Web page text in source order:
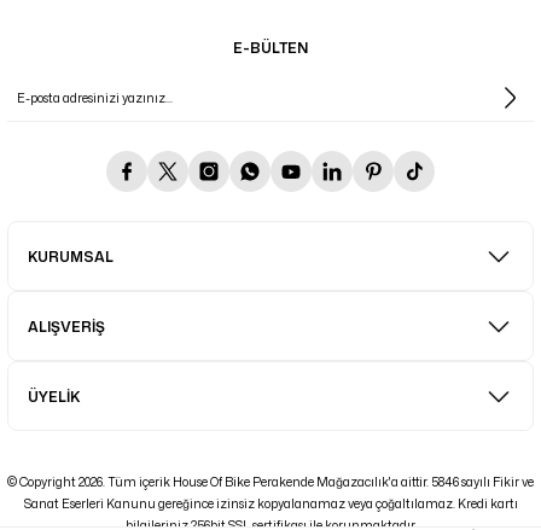
E-BÜLTEN
KURUMSAL
ALIŞVERİŞ
ÜYELİK
© Copyright 2026. Tüm içerik House Of Bike Perakende Mağazacılık'a aittir. 5846 sayılı Fikir ve
Sanat Eserleri Kanunu gereğince izinsiz kopyalanamaz veya çoğaltılamaz. Kredi kartı
bilgileriniz 256bit SSL sertifikası ile korunmaktadır.